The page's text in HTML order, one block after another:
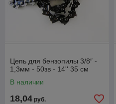
Цепь для бензопилы 3/8″ -
1,3мм - 50зв - 14'' 35 см
В наличии
18,04 руб.